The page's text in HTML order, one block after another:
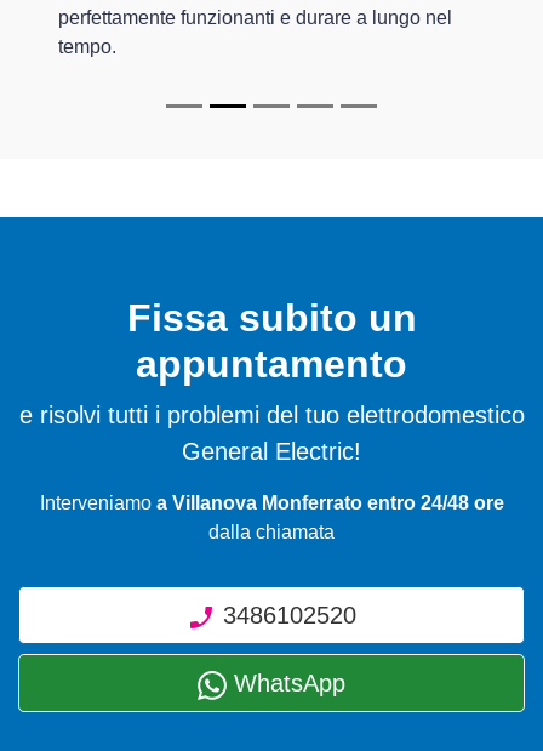
perfettamente funzionanti e durare a lungo nel
tempo.
Fissa subito un
appuntamento
e risolvi tutti i problemi del tuo elettrodomestico
General Electric!
Interveniamo a Villanova Monferrato entro 24/48 ore
dalla chiamata
3486102520
WhatsApp